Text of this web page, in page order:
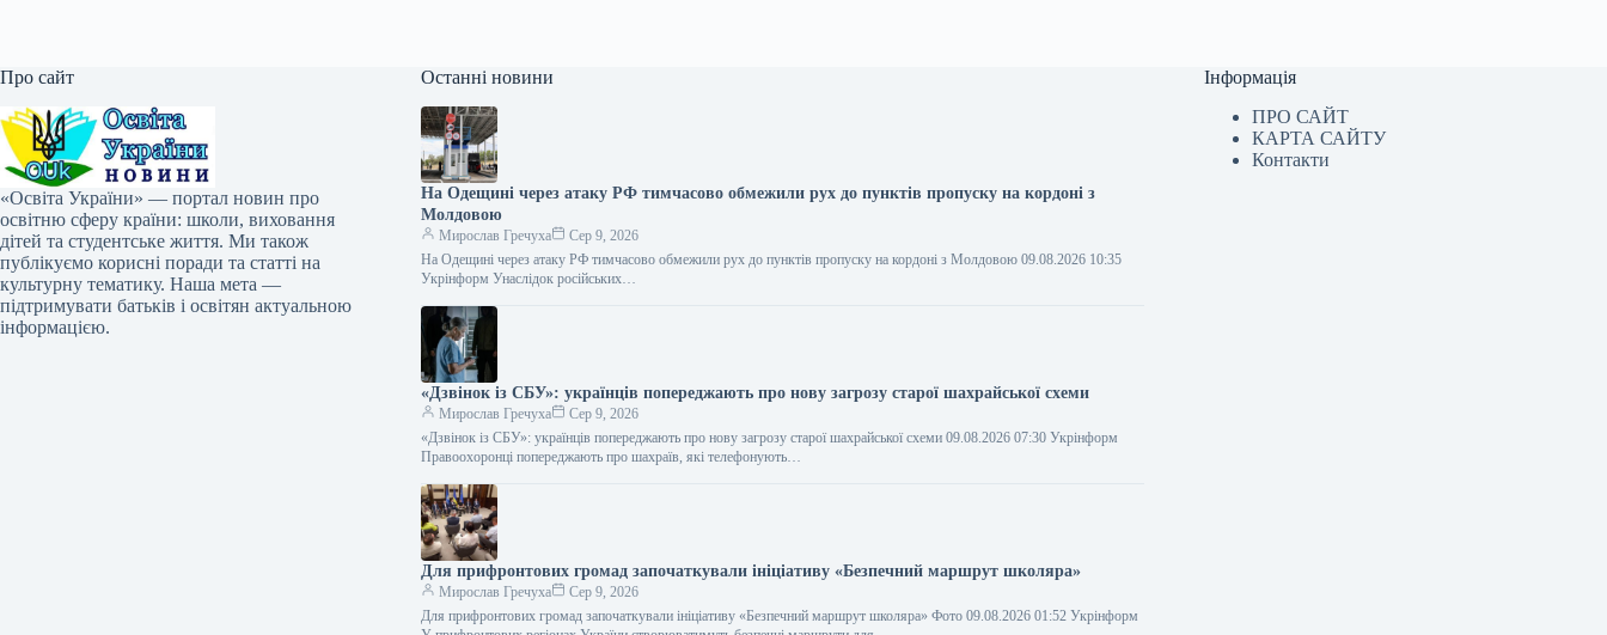
Про сайт
«Освіта України» — портал новин про
освітню сферу країни: школи, виховання
дітей та студентське життя. Ми також
публікуємо корисні поради та статті на
культурну тематику. Наша мета —
підтримувати батьків і освітян актуальною
інформацією.
Останні новини
На Одещині через атаку РФ тимчасово обмежили рух до пунктів пропуску на кордоні з
Молдовою
Мирослав Гречуха
Сер 9, 2026
На Одещині через атаку РФ тимчасово обмежили рух до пунктів пропуску на кордоні з Молдовою 09.08.2026 10:35
Укрінформ Унаслідок російських…
«Дзвінок із СБУ»: українців попереджають про нову загрозу старої шахрайської схеми
Мирослав Гречуха
Сер 9, 2026
«Дзвінок із СБУ»: українців попереджають про нову загрозу старої шахрайської схеми 09.08.2026 07:30 Укрінформ
Правоохоронці попереджають про шахраїв, які телефонують…
Для прифронтових громад започаткували ініціативу «Безпечний маршрут школяра»
Мирослав Гречуха
Сер 9, 2026
Для прифронтових громад започаткували ініціативу «Безпечний маршрут школяра» Фото 09.08.2026 01:52 Укрінформ
Інформація
ПРО САЙТ
КАРТА САЙТУ
Контакти